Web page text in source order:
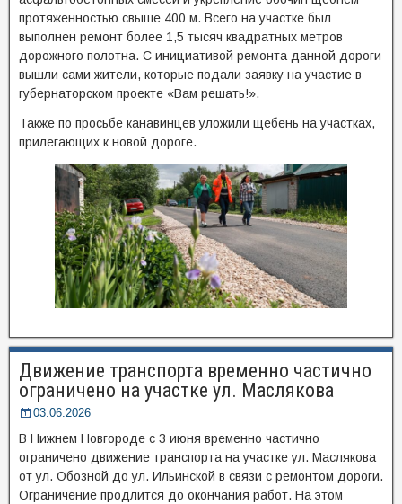
протяженностью свыше 400 м. Всего на участке был
выполнен ремонт более 1,5 тысяч квадратных метров
дорожного полотна. С инициативой ремонта данной дороги
вышли сами жители, которые подали заявку на участие в
губернаторском проекте «Вам решать!».
Также по просьбе канавинцев уложили щебень на участках,
прилегающих к новой дороге.
Движение транспорта временно частично
ограничено на участке ул. Маслякова
03.06.2026
В Нижнем Новгороде с 3 июня временно частично
ограничено движение транспорта на участке ул. Маслякова
от ул. Обозной до ул. Ильинской в связи с ремонтом дороги.
Ограничение продлится до окончания работ. На этом